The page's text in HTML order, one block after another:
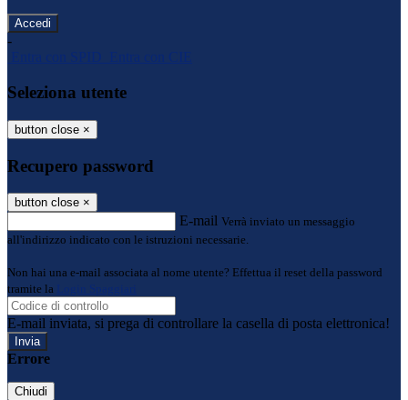
-
Entra con SPID
Entra con CIE
Seleziona utente
button close ×
Recupero password
button close ×
E-mail Verrà inviato un messaggio
all'indirizzo indicato con le istruzioni necessarie.
Non hai una e-mail associata al nome utente? Effettua il reset della password
tramite la
Login Spaggiari
E-mail inviata, si prega di controllare la casella di posta elettronica!
Errore
Chiudi